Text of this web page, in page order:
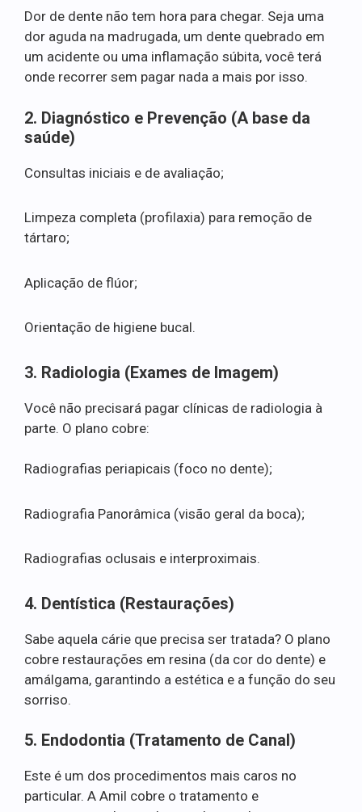
Dor de dente não tem hora para chegar. Seja uma
dor aguda na madrugada, um dente quebrado em
um acidente ou uma inflamação súbita, você terá
onde recorrer sem pagar nada a mais por isso.
2. Diagnóstico e Prevenção (A base da
saúde)
Consultas iniciais e de avaliação;
Limpeza completa (profilaxia) para remoção de
tártaro;
Aplicação de flúor;
Orientação de higiene bucal.
3. Radiologia (Exames de Imagem)
Você não precisará pagar clínicas de radiologia à
parte. O plano cobre:
Radiografias periapicais (foco no dente);
Radiografia Panorâmica (visão geral da boca);
Radiografias oclusais e interproximais.
4. Dentística (Restaurações)
Sabe aquela cárie que precisa ser tratada? O plano
cobre restaurações em resina (da cor do dente) e
amálgama, garantindo a estética e a função do seu
sorriso.
5. Endodontia (Tratamento de Canal)
Este é um dos procedimentos mais caros no
particular. A Amil cobre o tratamento e